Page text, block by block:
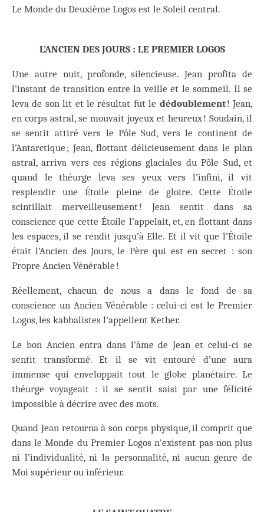
Le Monde du Deuxième Logos est le Soleil central.
L’ANCIEN DES JOURS : LE PREMIER LOGOS
Une autre nuit, profonde, silencieuse. Jean profita de
l’instant de transition entre la veille et le sommeil. Il se
leva de son lit et le résultat fut le dédoublement! Jean,
en corps astral, se mouvait joyeux et heureux ! Soudain, il
se sentit attiré vers le Pôle Sud, vers le continent de
l’Antarctique ; Jean, flottant délicieusement dans le plan
astral, arriva vers ces régions glaciales du Pôle Sud, et
quand le théurge leva ses yeux vers l’infini, il vit
resplendir une Étoile pleine de gloire. Cette Étoile
scintillait merveilleusement ! Jean sentit dans sa
conscience que cette Étoile l’appelait, et, en flottant dans
les espaces, il se rendit jusqu’à Elle. Et il vit que l’Étoile
était l’Ancien des Jours, le Père qui est en secret : son
Propre Ancien Vénérable !
Réellement, chacun de nous a dans le fond de sa
conscience un Ancien Vénérable : celui-ci est le Premier
Logos, les kabbalistes l’appellent Kether.
Le bon Ancien entra dans l’âme de Jean et celui-ci se
sentit transformé. Et il se vit entouré d’une aura
immense qui enveloppait tout le globe planétaire. Le
théurge voyageait : il se sentit saisi par une félicité
impossible à décrire avec des mots.
Quand Jean retourna à son corps physique, il comprit que
dans le Monde du Premier Logos n’existent pas non plus
ni l’individualité, ni la personnalité, ni aucun genre de
Moi supérieur ou inférieur.